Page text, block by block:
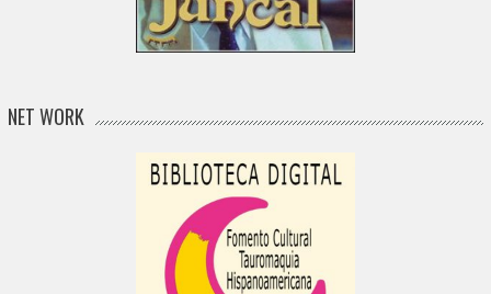
NET WORK